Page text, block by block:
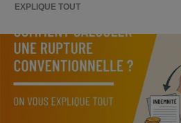
EXPLIQUE TOUT